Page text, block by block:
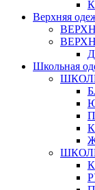
Верхняя
Школьная